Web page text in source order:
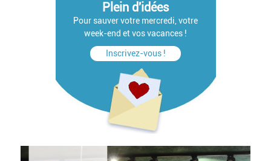
Plein d'idées
Pour sauver votre mercredi, votre
week-end et vos vacances !
Inscrivez-vous !